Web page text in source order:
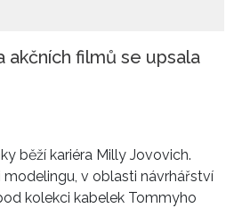
akčních filmů se upsala
běží kariéra Milly Jovovich.
modelingu, v oblasti návrhářství
kolekci kabelek Tommyho